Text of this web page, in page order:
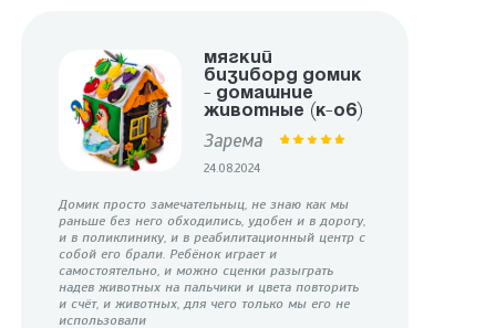
Мягкий
бизиборд домик
- Домашние
животные (К-06)
Зарема
24.08.2024
Домик просто замечательныц, не знаю как мы
раньше без него обходились, удобен и в дорогу,
и в поликлинику, и в реабилитационный центр с
собой его брали. Ребёнок играет и
самостоятельно, и можно сценки разыграть
надев животных на пальчики и цвета повторить
и счёт, и животных, для чего только мы его не
использовали